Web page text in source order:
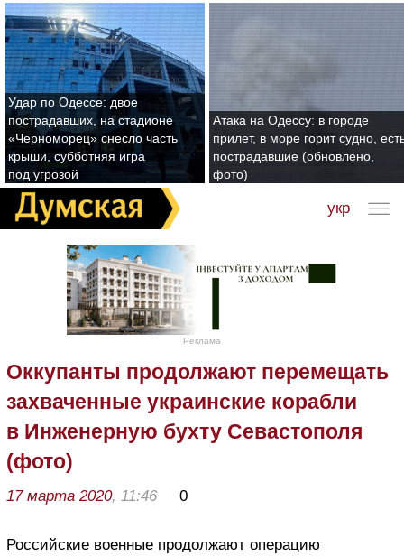
Удар по Одессе: двое
пострадавших, на стадионе
«Черноморец» снесло часть
крыши, субботняя игра
под угрозой
Атака на Одессу: в городе
прилет, в море горит судно,
пострадавшие (обновлено,
фото)
укр
Реклама
Оккупанты продолжают перемещать
захваченные украинские корабли
в Инженерную бухту Севастополя
(фото)
17 марта 2020, 11:46 0
Российские военные продолжают операцию